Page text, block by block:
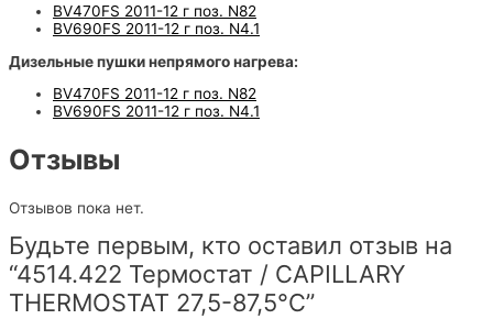
BV470FS 2011-12 г поз. N82
BV690FS 2011-12 г поз. N4.1
Дизельные пушки непрямого нагрева:
BV470FS 2011-12 г поз. N82
BV690FS 2011-12 г поз. N4.1
Отзывы
Отзывов пока нет.
Будьте первым, кто оставил отзыв на
“4514.422 Термостат / CAPILLARY
THERMOSTAT 27,5-87,5°C”